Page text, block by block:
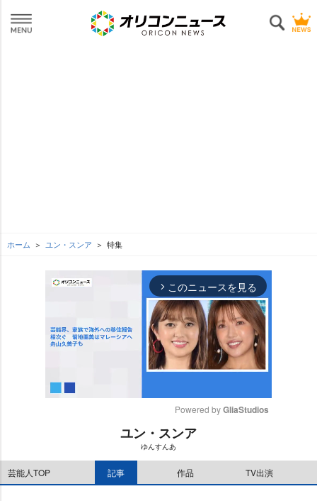
ホーム ユン・スンア 特集
arrow_forward_ios このニュースを見る
Powered by GliaStudios
ユン・スンア
ゆんすんあ
芸能人TOP 記事 作品 TV出演